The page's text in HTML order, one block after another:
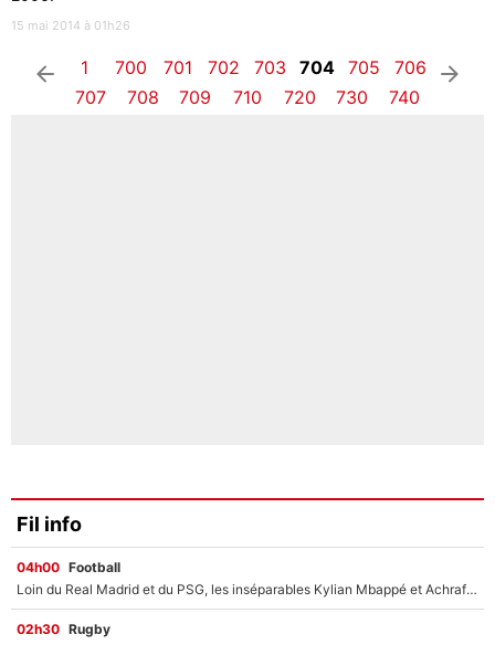
15 mai 2014 à 01h26
arrow_left 1 700 701 702 703 704 705
706
707
708 709 710 720 730 740
arrow_right
Fil info
04h00 Football
Loin du Real Madrid et du PSG, les inséparables Kylian Mbappé et Achraf Hakimi changent d'équipe le temps d'une journée !
02h30 Rugby